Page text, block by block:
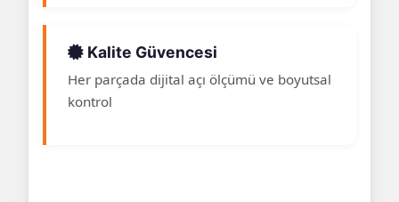
Kalite Güvencesi
Her parçada dijital açı ölçümü ve boyutsal
kontrol